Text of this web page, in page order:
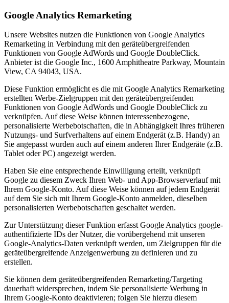
Google Analytics Remarketing
Unsere Websites nutzen die Funktionen von Google Analytics
Remarketing in Verbindung mit den geräteübergreifenden
Funktionen von Google AdWords und Google DoubleClick.
Anbieter ist die Google Inc., 1600 Amphitheatre Parkway, Mountain
View, CA 94043, USA.
Diese Funktion ermöglicht es die mit Google Analytics Remarketing
erstellten Werbe-Zielgruppen mit den geräteübergreifenden
Funktionen von Google AdWords und Google DoubleClick zu
verknüpfen. Auf diese Weise können interessenbezogene,
personalisierte Werbebotschaften, die in Abhängigkeit Ihres früheren
Nutzungs- und Surfverhaltens auf einem Endgerät (z.B. Handy) an
Sie angepasst wurden auch auf einem anderen Ihrer Endgeräte (z.B.
Tablet oder PC) angezeigt werden.
Haben Sie eine entsprechende Einwilligung erteilt, verknüpft
Google zu diesem Zweck Ihren Web- und App-Browserverlauf mit
Ihrem Google-Konto. Auf diese Weise können auf jedem Endgerät
auf dem Sie sich mit Ihrem Google-Konto anmelden, dieselben
personalisierten Werbebotschaften geschaltet werden.
Zur Unterstützung dieser Funktion erfasst Google Analytics google-
authentifizierte IDs der Nutzer, die vorübergehend mit unseren
Google-Analytics-Daten verknüpft werden, um Zielgruppen für die
geräteübergreifende Anzeigenwerbung zu definieren und zu
erstellen.
Sie können dem geräteübergreifenden Remarketing/Targeting
dauerhaft widersprechen, indem Sie personalisierte Werbung in
Ihrem Google-Konto deaktivieren; folgen Sie hierzu diesem